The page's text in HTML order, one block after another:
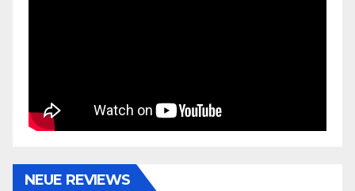
NEUE REVIEWS